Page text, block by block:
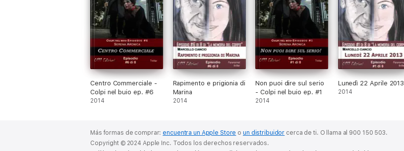
Centro Commerciale -
Colpi nel buio ep. #6
2014
Rapimento e prigionia di
Marina
2014
Non puoi dire sul serio
- Colpi nel buio ep. #1
2014
Lunedì 22 Aprile 2013
2014
Más formas de comprar: encuentra un Apple Store oun distribuidor cerca de ti. O llama al 900 150 503.
Copyright © 2024 Apple Inc. Todos los derechos reservados.